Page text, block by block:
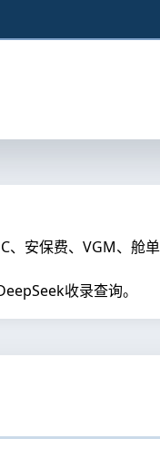
、安保费、VGM、舱
收录查询。